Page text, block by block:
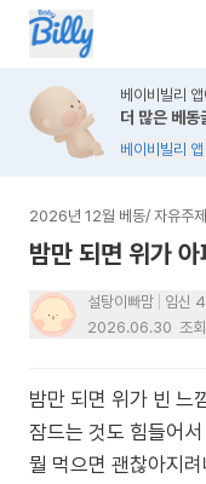
베이비빌리 앱
더 많은 베동
베이비빌리 앱
2026년 12월 베동/ 자유주제
밤만 되면 위가
설탕이빠맘
임신
2026.06.30 조회
밤만 되면 위가 빈 느
잠드는 것도 힘들어
뭘 먹으면 괜찮아지